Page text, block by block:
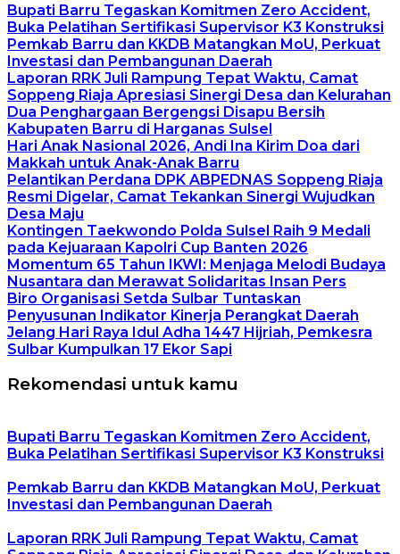
Bupati Barru Tegaskan Komitmen Zero Accident,
Buka Pelatihan Sertifikasi Supervisor K3 Konstruksi
Pemkab Barru dan KKDB Matangkan MoU, Perkuat
Investasi dan Pembangunan Daerah
Laporan RRK Juli Rampung Tepat Waktu, Camat
Soppeng Riaja Apresiasi Sinergi Desa dan Kelurahan
Dua Penghargaan Bergengsi Disapu Bersih
Kabupaten Barru di Harganas Sulsel
Hari Anak Nasional 2026, Andi Ina Kirim Doa dari
Makkah untuk Anak-Anak Barru
Pelantikan Perdana DPK ABPEDNAS Soppeng Riaja
Resmi Digelar, Camat Tekankan Sinergi Wujudkan
Desa Maju
Kontingen Taekwondo Polda Sulsel Raih 9 Medali
pada Kejuaraan Kapolri Cup Banten 2026
Momentum 65 Tahun IKWI: Menjaga Melodi Budaya
Nusantara dan Merawat Solidaritas Insan Pers
Biro Organisasi Setda Sulbar Tuntaskan
Penyusunan Indikator Kinerja Perangkat Daerah
Jelang Hari Raya Idul Adha 1447 Hijriah, Pemkesra
Sulbar Kumpulkan 17 Ekor Sapi
Rekomendasi untuk kamu
Bupati Barru Tegaskan Komitmen Zero Accident,
Buka Pelatihan Sertifikasi Supervisor K3 Konstruksi
Pemkab Barru dan KKDB Matangkan MoU, Perkuat
Investasi dan Pembangunan Daerah
Laporan RRK Juli Rampung Tepat Waktu, Camat